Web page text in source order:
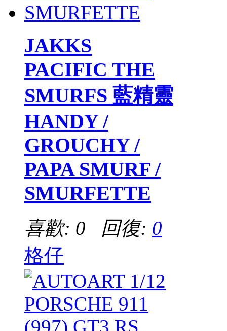
JAKKS
PACIFIC THE
SMURFS 藍精靈
HANDY /
GROUCHY /
PAPA SMURF /
SMURFETTE
喜歡: 0 回復: 0
格仔